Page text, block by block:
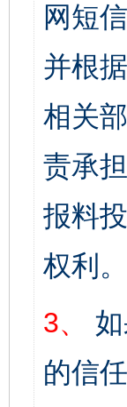
网短
并根
相关
责承
报料
权利。
3、
的信